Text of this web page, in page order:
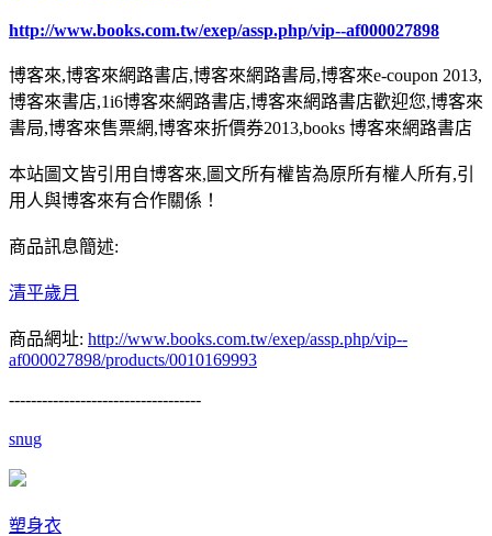
http://www.books.com.tw/exep/assp.php/vip--af000027898
博客來,博客來網路書店,博客來網路書局,博客來e-coupon 2013,
博客來書店,1i6博客來網路書店,博客來網路書店歡迎您,博客來
書局,博客來售票網,博客來折價券2013,books 博客來網路書店
本站圖文皆引用自博客來,圖文所有權皆為原所有權人所有,引
用人與博客來有合作關係！
商品訊息簡述:
清平歲月
商品網址: http://www.books.com.tw/exep/assp.php/vip--
af000027898/products/0010169993
-----------------------------------
snug
塑身衣